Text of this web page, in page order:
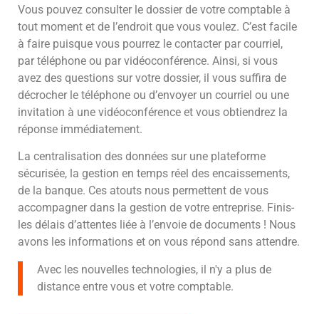
Vous pouvez consulter le dossier de votre comptable à
tout moment et de l’endroit que vous voulez. C’est facile
à faire puisque vous pourrez le contacter par courriel,
par téléphone ou par vidéoconférence. Ainsi, si vous
avez des questions sur votre dossier, il vous suffira de
décrocher le téléphone ou d’envoyer un courriel ou une
invitation à une vidéoconférence et vous obtiendrez la
réponse immédiatement.
La centralisation des données sur une plateforme
sécurisée, la gestion en temps réel des encaissements,
de la banque. Ces atouts nous permettent de vous
accompagner dans la gestion de votre entreprise. Finis-
les délais d’attentes liée à l’envoie de documents ! Nous
avons les informations et on vous répond sans attendre.
Avec les nouvelles technologies, il n'y a plus de
distance entre vous et votre comptable.